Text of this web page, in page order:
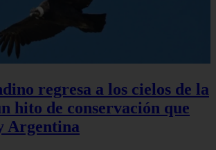
regresa a los cielos de la
hito de conservación que
Argentina